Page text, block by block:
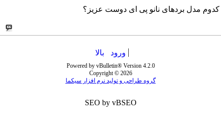
کدوم مدل بردهای نانو پی ای دوست عزیز؟
ورود بالا
Powered by vBulletin® Version 4.2.0
Copyright © 2026
گروه طراحی و تولید نرم افزار سیکما
SEO by vBSEO